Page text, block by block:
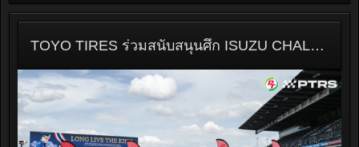
TOYO TIRES ร่วมสนับสนุนศึก ISUZU CHALLENGE THAILAND 2026 เปิดฤดูกาลสนามแรกที่บุรีรัมย์